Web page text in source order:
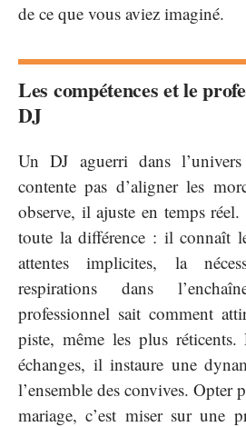
de ce que vous aviez imaginé.
Les compétences et le
DJ
Un DJ aguerri dans
contente pas d’aligner les
observe, il ajuste en temps
toute la différence : il connaît
attentes implicites, la
respirations dans
professionnel sait comment
piste, même les plus réticents.
échanges, il instaure une
l’ensemble des convives. Opter
mariage, c’est miser sur une